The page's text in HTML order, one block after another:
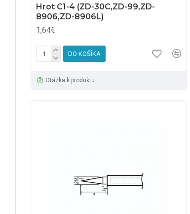
Hrot C1-4 (ZD-30C,ZD-99,ZD-
8906,ZD-8906L)
1,64€
DO KOŠÍKA
Otázka k produktu